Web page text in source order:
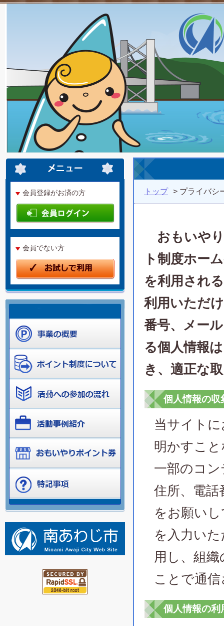
会員登録がお済の方
会員でない方
トップ > プライバシ
おもいやり
ト制度ホー
を利用され
利用いただ
番号、メー
る個人情報
き、適正な
個人情報の収
当サイト
明かすこ
一部のコ
住所、電話
をお願い
を入力い
用し、組
ことで通
個人情報の利